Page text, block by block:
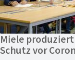
Miele
Schutz vor